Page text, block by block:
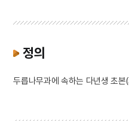
정의
두릅나무과에 속하는 다년생 초